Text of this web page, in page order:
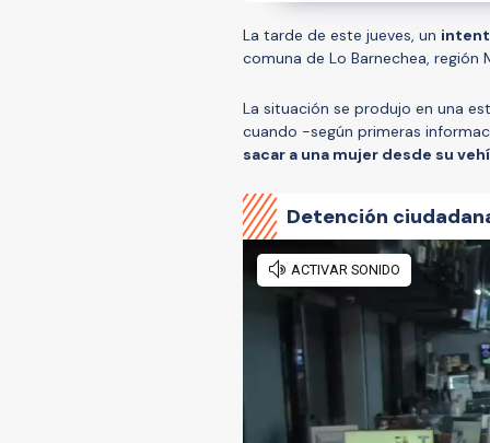
La tarde de este jueves, un
comuna de Lo Barnechea, región
La situación se produjo en una
cuando -según primeras
sacar a una mujer desde su
Detención